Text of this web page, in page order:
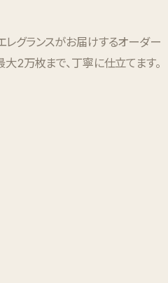
グランスがお届けするオーダー
大2万枚まで、丁寧に仕立てます。